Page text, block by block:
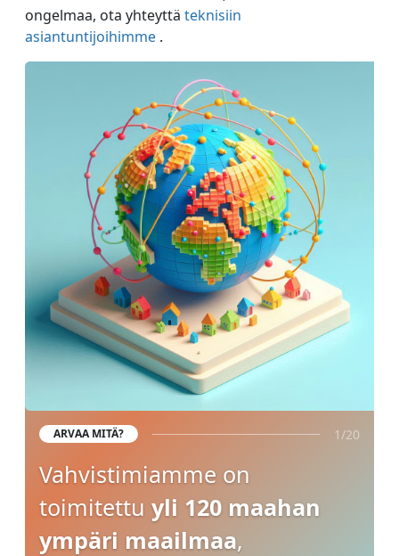
ongelmaa, ota yhteyttä teknisiin
asiantuntijoihimme .
ARVAA MITÄ? 1/20
Vahvistimiamme on
toimitettu yli 120 maahan
ympäri maailmaa,